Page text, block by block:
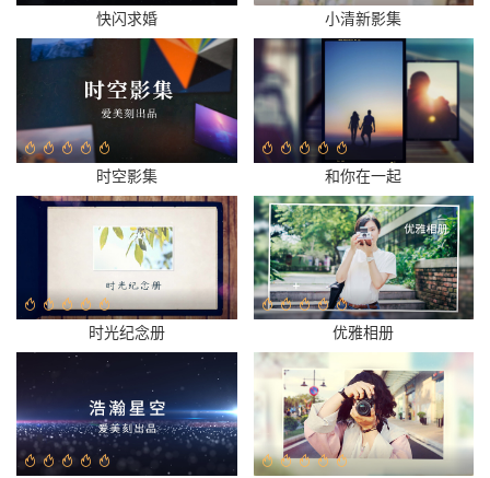
快闪求婚 小清新影集
时空影集 和你在一起
时光纪念册 优雅相册